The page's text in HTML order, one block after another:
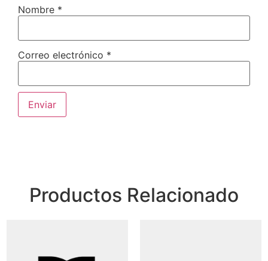
Nombre *
Correo electrónico *
Productos Relacionado